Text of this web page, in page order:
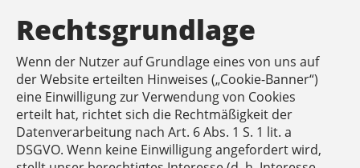
Rechtsgrundlage
Wenn der Nutzer auf Grundlage eines von uns auf
der Website erteilten Hinweises („Cookie-Banner“)
eine Einwilligung zur Verwendung von Cookies
erteilt hat, richtet sich die Rechtmäßigkeit der
Datenverarbeitung nach Art. 6 Abs. 1 S. 1 lit. a
DSGVO. Wenn keine Einwilligung angefordert wird,